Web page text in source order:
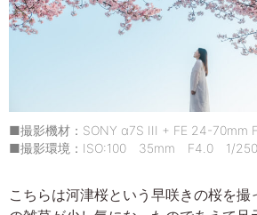
■撮影機材：SONY α7S III + FE 24-70mm
■撮影環境：ISO:100 35mm F4.0 1/
こちらは河津桜という早咲きの桜を撮